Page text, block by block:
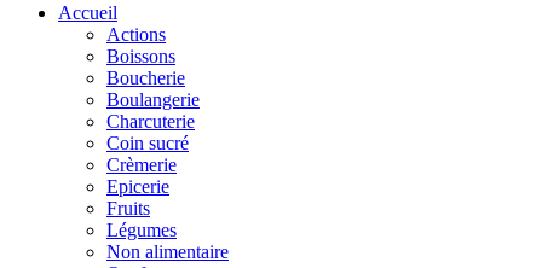
Accueil
Actions
Boissons
Boucherie
Boulangerie
Charcuterie
Coin sucré
Crèmerie
Epicerie
Fruits
Légumes
Non alimentaire